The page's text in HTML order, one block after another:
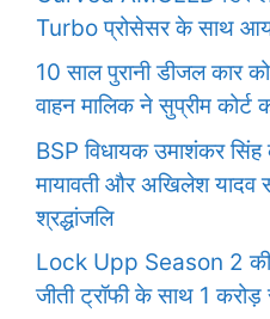
Turbo प्रोसेसर के साथ आया
10 साल पुरानी डीजल कार
वाहन मालिक ने सुप्रीम कोर्ट
BSP विधायक उमाशंकर सिंह
मायावती और अखिलेश
श्रद्धांजलि
Lock Upp Season 2 की
जीती ट्रॉफी के साथ 1